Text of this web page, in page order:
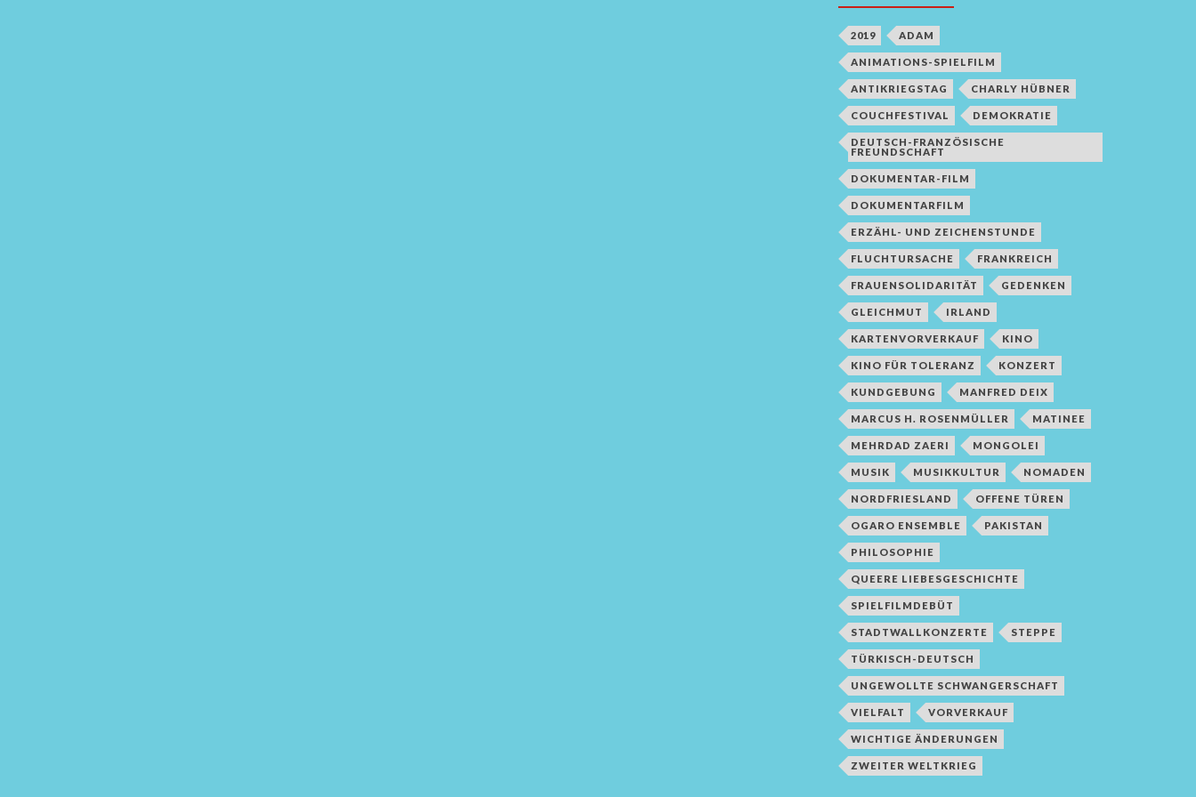
2019 ADAM
ANIMATIONS-SPIELFILM
ANTIKRIEGSTAG CHARLY HÜBNER
COUCHFESTIVAL DEMOKRATIE
DEUTSCH-FRANZÖSISCHE
FREUNDSCHAFT
DOKUMENTAR-FILM
DOKUMENTARFILM
ERZÄHL- UND ZEICHENSTUNDE
FLUCHTURSACHE FRANKREICH
FRAUENSOLIDARITÄT GEDENKEN
GLEICHMUT IRLAND
KARTENVORVERKAUF KINO
KINO FÜR TOLERANZ KONZERT
KUNDGEBUNG MANFRED DEIX
MARCUS H. ROSENMÜLLER MATINEE
MEHRDAD ZAERI MONGOLEI
MUSIK MUSIKKULTUR NOMADEN
NORDFRIESLAND OFFENE TÜREN
OGARO ENSEMBLE PAKISTAN
PHILOSOPHIE
QUEERE LIEBESGESCHICHTE
SPIELFILMDEBÜT
STADTWALLKONZERTE STEPPE
TÜRKISCH-DEUTSCH
UNGEWOLLTE SCHWANGERSCHAFT
VIELFALT VORVERKAUF
WICHTIGE ÄNDERUNGEN
ZWEITER WELTKRIEG